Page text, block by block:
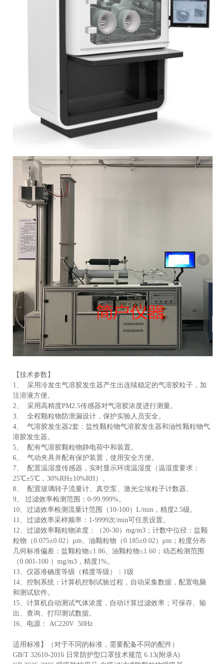
【技术参数】
1、 采用冷发生气溶胶发生器产生出连续稳定的气溶胶粒子，加
注溶液方便。
2、 采用高精度PM2.5传感器对气溶胶浓度进行测量。
3、 全程颗粒物防泄漏设计，保护实验人员安全。
4、 气溶胶发生器2套：盐性颗粒物气溶胶发生器和油性颗粒物气
溶胶发生器。
5、 配有气溶胶颗粒物静电荷中和装置。
6、 气动夹具并配有保护装置，使用安全方便。
7、 配置温湿度传感器，实时显示环境温湿度（温湿度要求：
25℃±5℃，30%RH±10%RH）。
8、 配置玻璃转子流量计、真空泵、激光尘埃粒子计数器。
9、 过滤效率检测范围：0-99.999%。
10、过滤效率检测流量计范围（10-100）L/min，精度2.5级。
11、过滤效率采样频率：1-9999次/min可任意设置。
12、过滤效率颗粒物浓度：（20-30）mg/m3；计数中位径：盐颗
粒物（0.075±0.02）μm、油颗粒物（0.185±0.02）μm；粒度分布
几何标准偏差：盐颗粒物≤1.86、油颗粒物≤1.60；动态检测范围
（0.001-100 ）mg/m3，精度1%。
13、仪器准确度等级（精度等级）：1级
14、控制系统：计算机控制试验过程，自动采集数据，配置电脑
和测试软件。
15、计算机自动测试气体浓度，自动计算过滤效率；可保存、输
出、查询、打印测试数据。
16、电源： AC220V 50Hz
适用标准】（对于不同的标准，需要配备不同的配件）
GB/T 32610-2016 日常防护型口罩技术规范 6.13(附录A)